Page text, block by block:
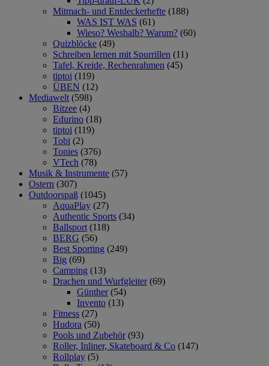
Mitmach- und Entdeckerhefte (188)
WAS IST WAS (61)
Wieso? Weshalb? Warum? (60)
Quizblöcke (49)
Schreiben lernen mit Spurrillen (11)
Tafel, Kreide, Rechenrahmen (45)
tiptoi (119)
ÜBEN (12)
Mediawelt (598)
Bitzee (4)
Edurino (18)
tiptoi (119)
Tobi (2)
Tonies (376)
VTech (78)
Musik & Instrumente (57)
Ostern (307)
Outdoorspaß (1045)
AquaPlay (27)
Authentic Sports (34)
Ballsport (118)
BERG (56)
Best Sporting (249)
Big (69)
Camping (13)
Drachen und Wurfgleiter (69)
Günther (54)
Invento (13)
Fitness (27)
Hudora (50)
Pools und Zubehör (93)
Roller, Inliner, Skateboard & Co (147)
Rollplay (5)